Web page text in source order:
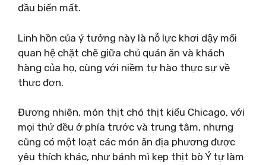
đầu biến mất.
Linh hồn của ý tưởng này là nỗ lực khơi dậy mối
quan hệ chặt chẽ giữa chủ quán ăn và khách
hàng của họ, cùng với niềm tự hào thực sự về
thực đơn.
Đương nhiên, món thịt chó thịt kiểu Chicago, với
mọi thứ đều ở phía trước và trung tâm, nhưng
cũng có một loạt các món ăn địa phương được
yêu thích khác, như bánh mì kẹp thịt bò Ý tự làm